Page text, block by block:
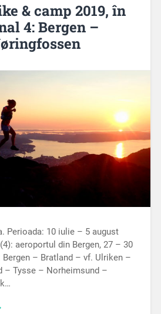
& camp 2019, în
4: Bergen –
Perioada: 10 iulie – 5 august
aeroportul din Bergen, 27 – 30
– Bratland – vf. Ulriken –
– Tysse – Norheimsund –